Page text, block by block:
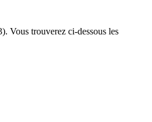
Vous trouverez ci-dessous les